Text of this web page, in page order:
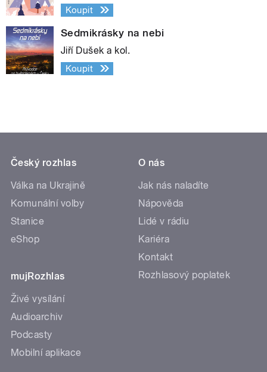
Koupit
Sedmikrásky na nebi
Jiří Dušek a kol.
Koupit
Český rozhlas
Válka na Ukrajině
Komunální volby
Stanice
eShop
mujRozhlas
Živé vysílání
Audioarchiv
Podcasty
Mobilní aplikace
O nás
Jak nás naladíte
Nápověda
Lidé v rádiu
Kariéra
Kontakt
Rozhlasový poplatek